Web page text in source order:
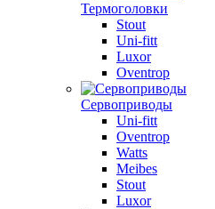
Термоголовки
Stout
Uni-fitt
Luxor
Oventrop
Сервоприводы
Uni-fitt
Oventrop
Watts
Meibes
Stout
Luxor